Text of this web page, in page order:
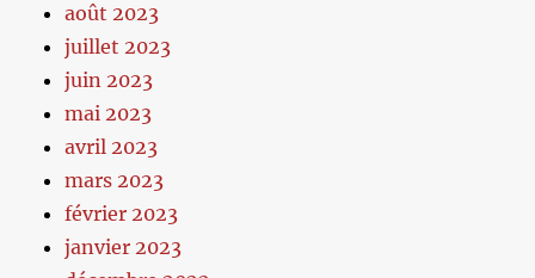
août 2023
juillet 2023
juin 2023
mai 2023
avril 2023
mars 2023
février 2023
janvier 2023